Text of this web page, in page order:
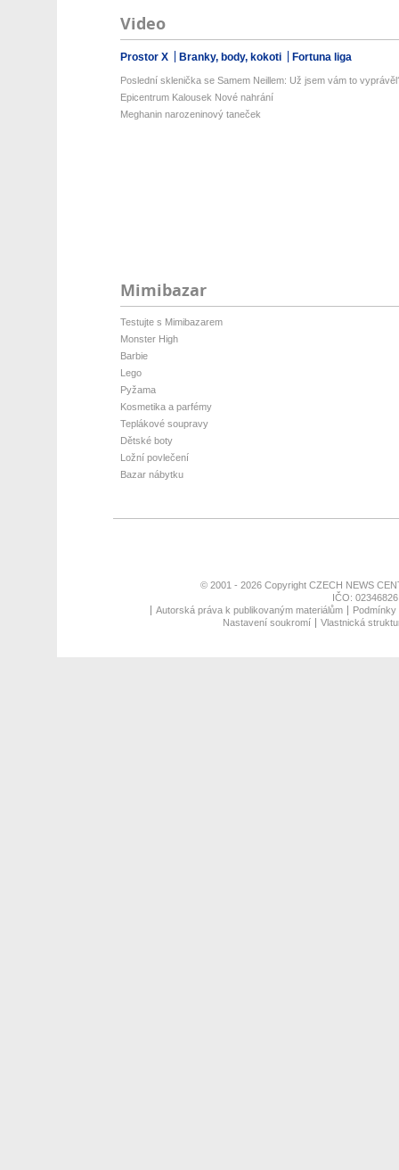
Video
Prostor X Branky, body, kokoti Fortuna liga
Poslední sklenička se Samem Neillem: Už jsem vám to
Epicentrum Kalousek Nové nahrání
Meghanin narozeninový taneček
Mimibazar
Testujte s Mimibazarem
Monster High
Barbie
Lego
Pyžama
Kosmetika a parfémy
Teplákové soupravy
Dětské boty
Ložní povlečení
Bazar nábytku
© 2001 - 2026 Copyright CZECH NEWS
IČO:
Autorská práva k publikovaným materiálům
Nastavení soukromí
Vlastnická